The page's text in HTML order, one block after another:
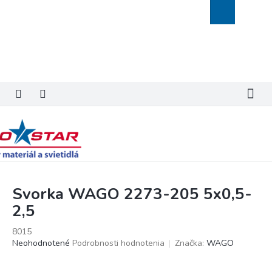
košík
Svorka WAGO 2273-205 5x0,5-
2,5
8015
Priemerné
Neohodnotené Podrobnosti hodnotenia Značka: WAGO